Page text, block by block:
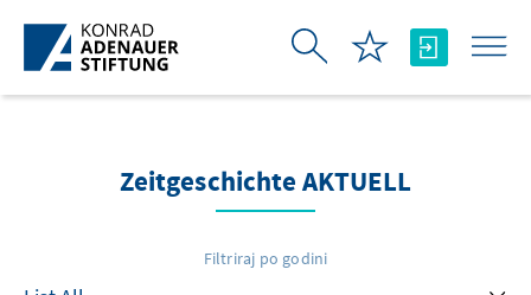
Skip to Main Content
Zeitgeschichte AKTUELL
Filtriraj po godini